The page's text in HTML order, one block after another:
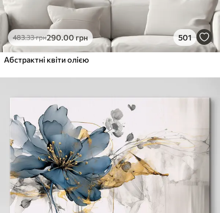
483.33грн290.00грн 501
Абстрактні квіти олією